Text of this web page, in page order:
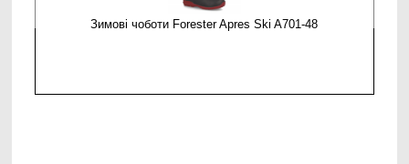
Зимові чоботи Forester Apres Ski A701-48